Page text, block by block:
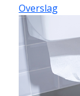
Overslag